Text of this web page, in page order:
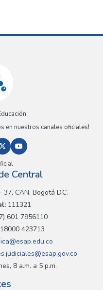
en nuestros canales oficiales!
Central
CAN, Bogotá D.C.
111321
601 7956110
423713
8 a.m. a 5 p.m.